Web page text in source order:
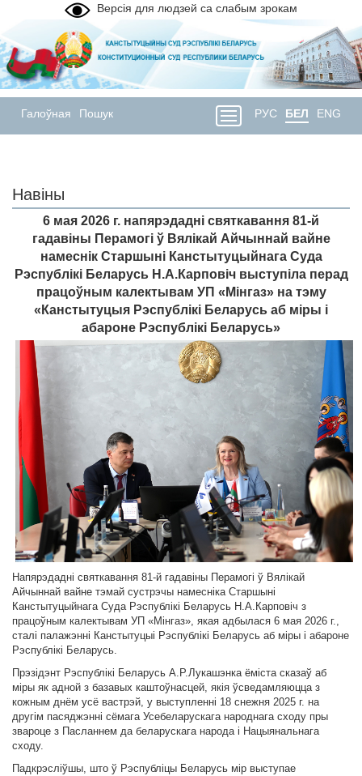
Версія для людзей са слабым зрокам
Галоўная Пошук РУС БЕЛ ENG
Навіны
6 мая 2026 г. напярэдадні святкавання 81-й
гадавіны Перамогі ў Вялікай Айчыннай вайне
намеснік Старшыні Канстытуцыйнага Суда
Рэспублікі Беларусь Н.А.Карповіч выступіла перад
працоўным калектывам УП «Мінгаз» на тэму
«Канстытуцыя Рэспублікі Беларусь аб міры і
абароне Рэспублікі Беларусь»
Напярэдадні святкавання 81-й гадавіны Перамогі ў Вялікай
Айчыннай вайне тэмай сустрэчы намесніка Старшыні
Канстытуцыйнага Суда Рэспублікі Беларусь Н.А.Карповіч з
працоўным калектывам УП «Мінгаз», якая адбылася 6 мая 2026 г.,
сталі палажэнні Канстытуцыі Рэспублікі Беларусь аб міры і абароне
Рэспублікі Беларусь.
Прэзідэнт Рэспублікі Беларусь А.Р.Лукашэнка ёміста сказаў аб
міры як адной з базавых каштоўнасцей, якія ўсведамляюцца з
кожным днём усё вастрэй, у выступленні 18 снежня 2025 г. на
другім пасяджэнні сёмага Усебеларускага народнага сходу пры
звароце з Пасланнем да беларускага народа і Нацыянальнага
сходу.
Падкрэсліўшы, што ў Рэспубліцы Беларусь мір выступае